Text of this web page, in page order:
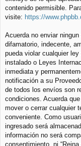
contenido permisible.
visite: https://
Acuerda no enviar
difamatorio, indecente,
pueda violar cualquier
instalado o Leyes
inmediata y
notificación a su
de todos los envíos son
condiciones. Acuerda
mover o cerrar cualquier
conveniente. Como
ingresado será
información no será
consentimiento, ni